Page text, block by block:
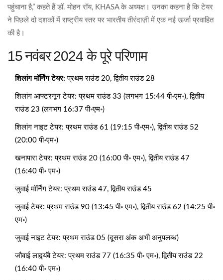
पहुंचाना है,” कहते हैं डॉ. मोहन रॉय, KHASA के अध्यक्ष। उनका कहना है कि टेयर
ने पिछले दो दशकों में राष्ट्रीय स्तर पर भारतीय तीरंदाज़ी में एक नई ऊर्जा प्रवाहित
की है।
15 नवंबर 2024 के पूरे परिणाम
शिलांग मॉर्निंग टेयर: प्रथम राउंड 20, द्वितीय राउंड 28
शिलांग आफ्टरनून टेयर: प्रथम राउंड 33 (लगभग 15:44 पी॰एम॰), द्वितीय
राउंड 23 (लगभग 16:37 पी॰एम॰)
शिलांग नाइट टेयर: प्रथम राउंड 61 (19:15 पी॰एम॰), द्वितीय राउंड 52
(20:00 पी॰एम॰)
खनापारा टेयर: प्रथम राउंड 20 (16:00 पी॰ एम॰), द्वितीय राउंड 47
(16:40 पी॰ एम॰)
जुवाई मॉर्निंग टेयर: प्रथम राउंड 47, द्वितीय राउंड 45
जुवाई टेयर: प्रथम राउंड 90 (13:45 पी॰ एम॰), द्वितीय राउंड 62 (14:25 पी॰
एम॰)
जुवाई नाइट टेयर: प्रथम राउंड 05 (दूसरा अंक अभी अनुपलब्ध)
जौवाई लाद्र्यंबै टेयर: प्रथम राउंड 77 (16:35 पी॰ एम॰), द्वितीय राउंड 22
(16:40 पी॰ एम॰)